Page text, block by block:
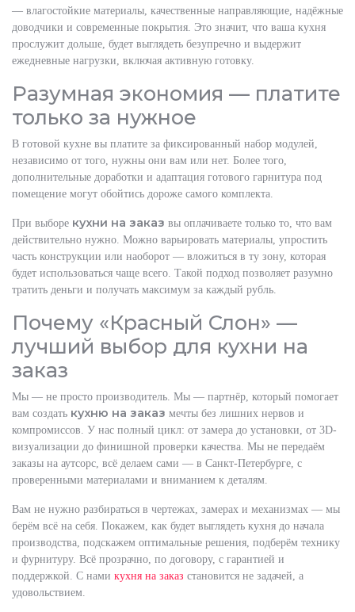
— влагостойкие материалы, качественные направляющие, надёжные
доводчики и современные покрытия. Это значит, что ваша кухня
прослужит дольше, будет выглядеть безупречно и выдержит
ежедневные нагрузки, включая активную готовку.
Разумная экономия — платите
только за нужное
В готовой кухне вы платите за фиксированный набор модулей,
независимо от того, нужны они вам или нет. Более того,
дополнительные доработки и адаптация готового гарнитура под
помещение могут обойтись дороже самого комплекта.
При выборе кухни на заказ вы оплачиваете только то, что вам
действительно нужно. Можно варьировать материалы, упростить
часть конструкции или наоборот — вложиться в ту зону, которая
будет использоваться чаще всего. Такой подход позволяет разумно
тратить деньги и получать максимум за каждый рубль.
Почему «Красный Слон» —
лучший выбор для кухни на
заказ
Мы — не просто производитель. Мы — партнёр, который помогает
вам создать кухню на заказ мечты без лишних нервов и
компромиссов. У нас полный цикл: от замера до установки, от 3D-
визуализации до финишной проверки качества. Мы не передаём
заказы на аутсорс, всё делаем сами — в Санкт-Петербурге, с
проверенными материалами и вниманием к деталям.
Вам не нужно разбираться в чертежах, замерах и механизмах — мы
берём всё на себя. Покажем, как будет выглядеть кухня до начала
производства, подскажем оптимальные решения, подберём технику
и фурнитуру. Всё прозрачно, по договору, с гарантией и
поддержкой. С нами кухня на заказ становится не задачей, а
удовольствием.